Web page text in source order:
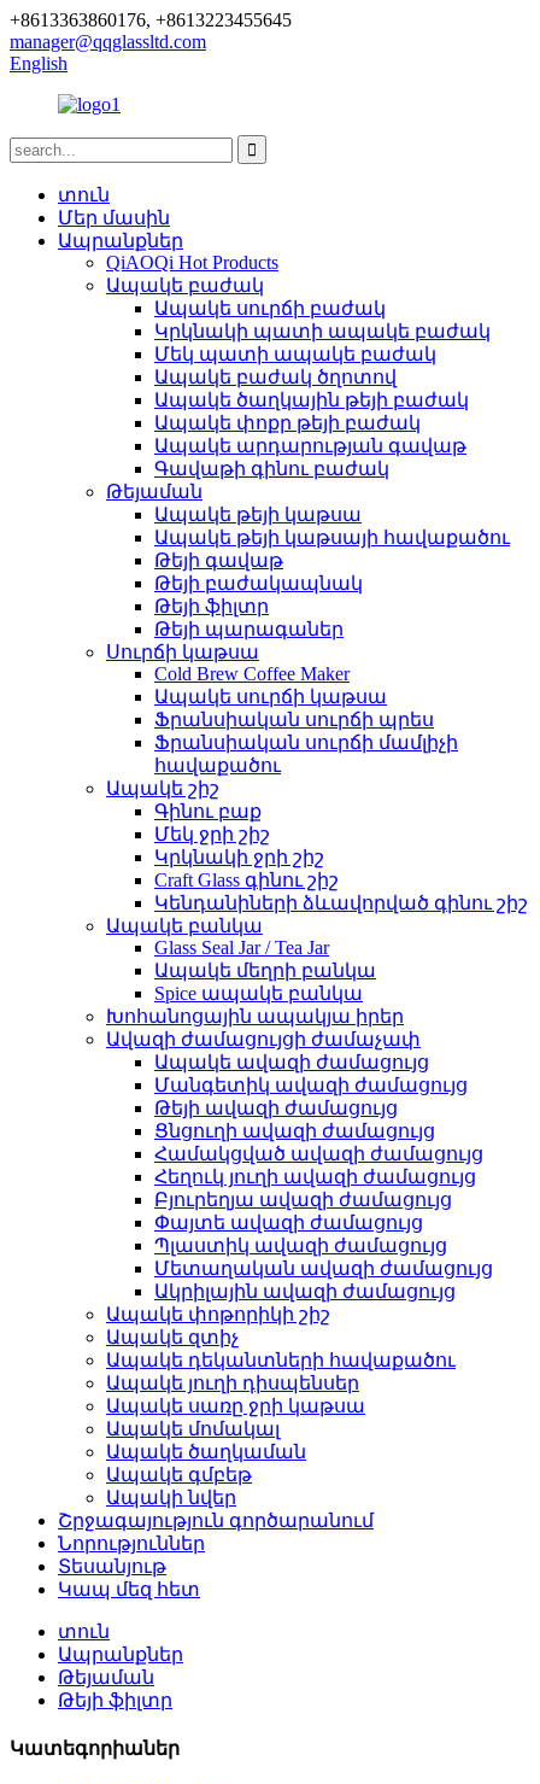
+8613363860176, +8613223455645
manager@qqglassltd.com
English
տուն
Մեր մասին
Ապրանքներ
QiAOQi Hot Products
Ապակե բաժակ
Ապակե սուրճի բաժակ
Կրկնակի պատի ապակե բաժակ
Մեկ պատի ապակե բաժակ
Ապակե բաժակ ծղոտով
Ապակե ծաղկային թեյի բաժակ
Ապակե փոքր թեյի բաժակ
Ապակե արդարության գավաթ
Գավաթի գինու բաժակ
Թեյաման
Ապակե թեյի կաթսա
Ապակե թեյի կաթսայի հավաքածու
Թեյի գավաթ
Թեյի բաժակապնակ
Թեյի ֆիլտր
Թեյի պարագաներ
Սուրճի կաթսա
Cold Brew Coffee Maker
Ապակե սուրճի կաթսա
Ֆրանսիական սուրճի պրես
Ֆրանսիական սուրճի մամլիչի
հավաքածու
Ապակե շիշ
Գինու բաք
Մեկ ջրի շիշ
Կրկնակի ջրի շիշ
Craft Glass գինու շիշ
Կենդանիների ձևավորված գինու շիշ
Ապակե բանկա
Glass Seal Jar / Tea Jar
Ապակե մեղրի բանկա
Spice ապակե բանկա
Խոհանոցային ապակյա իրեր
Ավազի ժամացույցի ժամաչափ
Ապակե ավազի ժամացույց
Մանգետիկ ավազի ժամացույց
Թեյի ավազի ժամացույց
Ցնցուղի ավազի ժամացույց
Համակցված ավազի ժամացույց
Հեղուկ յուղի ավազի ժամացույց
Բյուրեղյա ավազի ժամացույց
Փայտե ավազի ժամացույց
Պլաստիկ ավազի ժամացույց
Մետաղական ավազի ժամացույց
Ակրիլային ավազի ժամացույց
Ապակե փոթորիկի շիշ
Ապակե զտիչ
Ապակե դեկանտների հավաքածու
Ապակե յուղի դիսպենսեր
Ապակե սառը ջրի կաթսա
Ապակե մոմակալ
Ապակե ծաղկաման
Ապակե գմբեթ
Ապակի նվեր
Շրջագայություն գործարանում
Նորություններ
Տեսանյութ
Կապ մեզ հետ
տուն
Ապրանքներ
Թեյաման
Թեյի ֆիլտր
Կատեգորիաներ